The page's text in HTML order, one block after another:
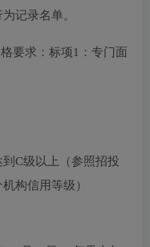
记录名单。
要求： 标项1：专门面
C级以上（参照招投
构信用等级）